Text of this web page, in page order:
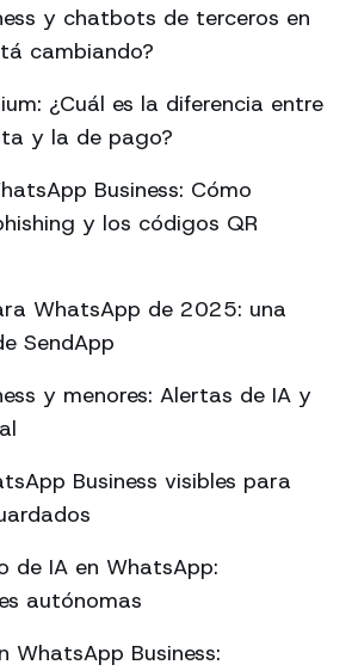
y chatbots de terceros en
cambiando?
¿Cuál es la diferencia entre
y la de pago?
Business: Cómo
y los códigos QR
WhatsApp de 2025: una
SendApp
y menores: Alertas de IA y
Business visibles para
de IA en WhatsApp:
autónomas
WhatsApp Business: